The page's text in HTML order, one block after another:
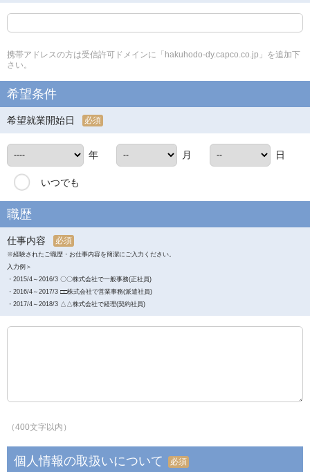
携帯アドレスの方は受信許可ドメインに「hakuhodo-dy.capco.co.jp」を追加下
さい。
希望条件
希望就業開始日 必須
年 月 日
いつでも
職歴
仕事内容 必須
※経験されたご職歴・お仕事内容を簡潔にご入力ください。
入力例＞
・2015/4～2016/3 〇〇株式会社で一般事務(正社員)
・2016/4～2017/3 □□株式会社で営業事務(派遣社員)
・2017/4～2018/3 △△株式会社で経理(契約社員)
（400文字以内）
個人情報の取扱いについて 必須